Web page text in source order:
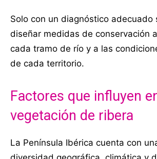
Solo con un diagnóstico adecuado
diseñar medidas de conservación
cada tramo de río y a las
de cada territorio.
Factores que influyen
vegetación de ribera
La Península Ibérica cuenta con